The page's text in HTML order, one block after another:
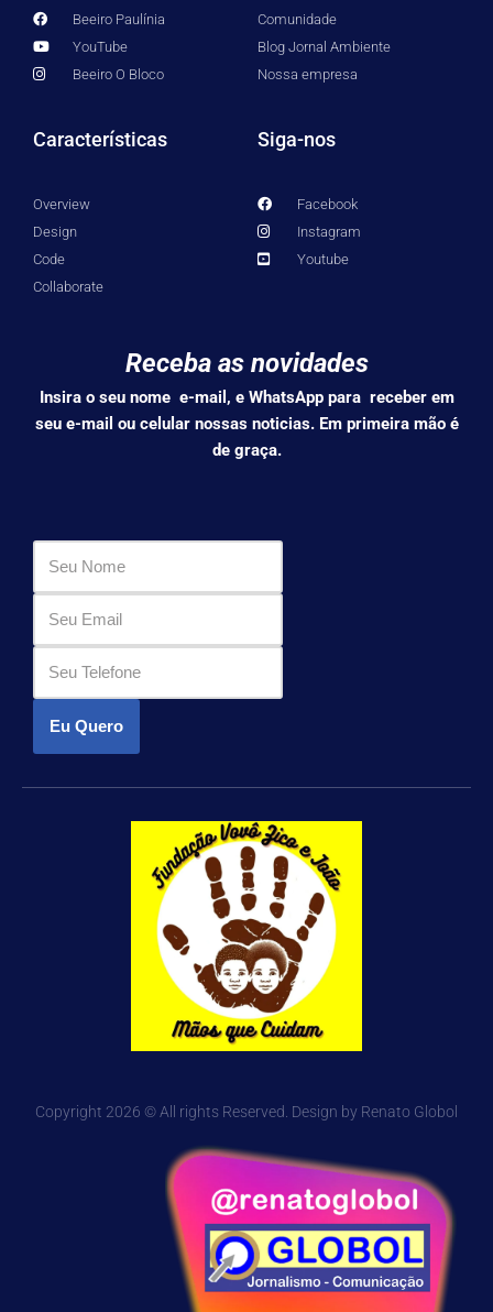
Beeiro Paulínia
YouTube
Beeiro O Bloco
Comunidade
Blog Jornal Ambiente
Nossa empresa
Características
Overview
Design
Code
Collaborate
Siga-nos
Facebook
Instagram
Youtube
Receba as novidades
Insira o seu nome e-mail, e WhatsApp para receber em
seu e-mail ou celular nossas noticias. Em primeira mão é
de graça.
Eu Quero
Copyright 2026 © All rights Reserved. Design by Renato Globol